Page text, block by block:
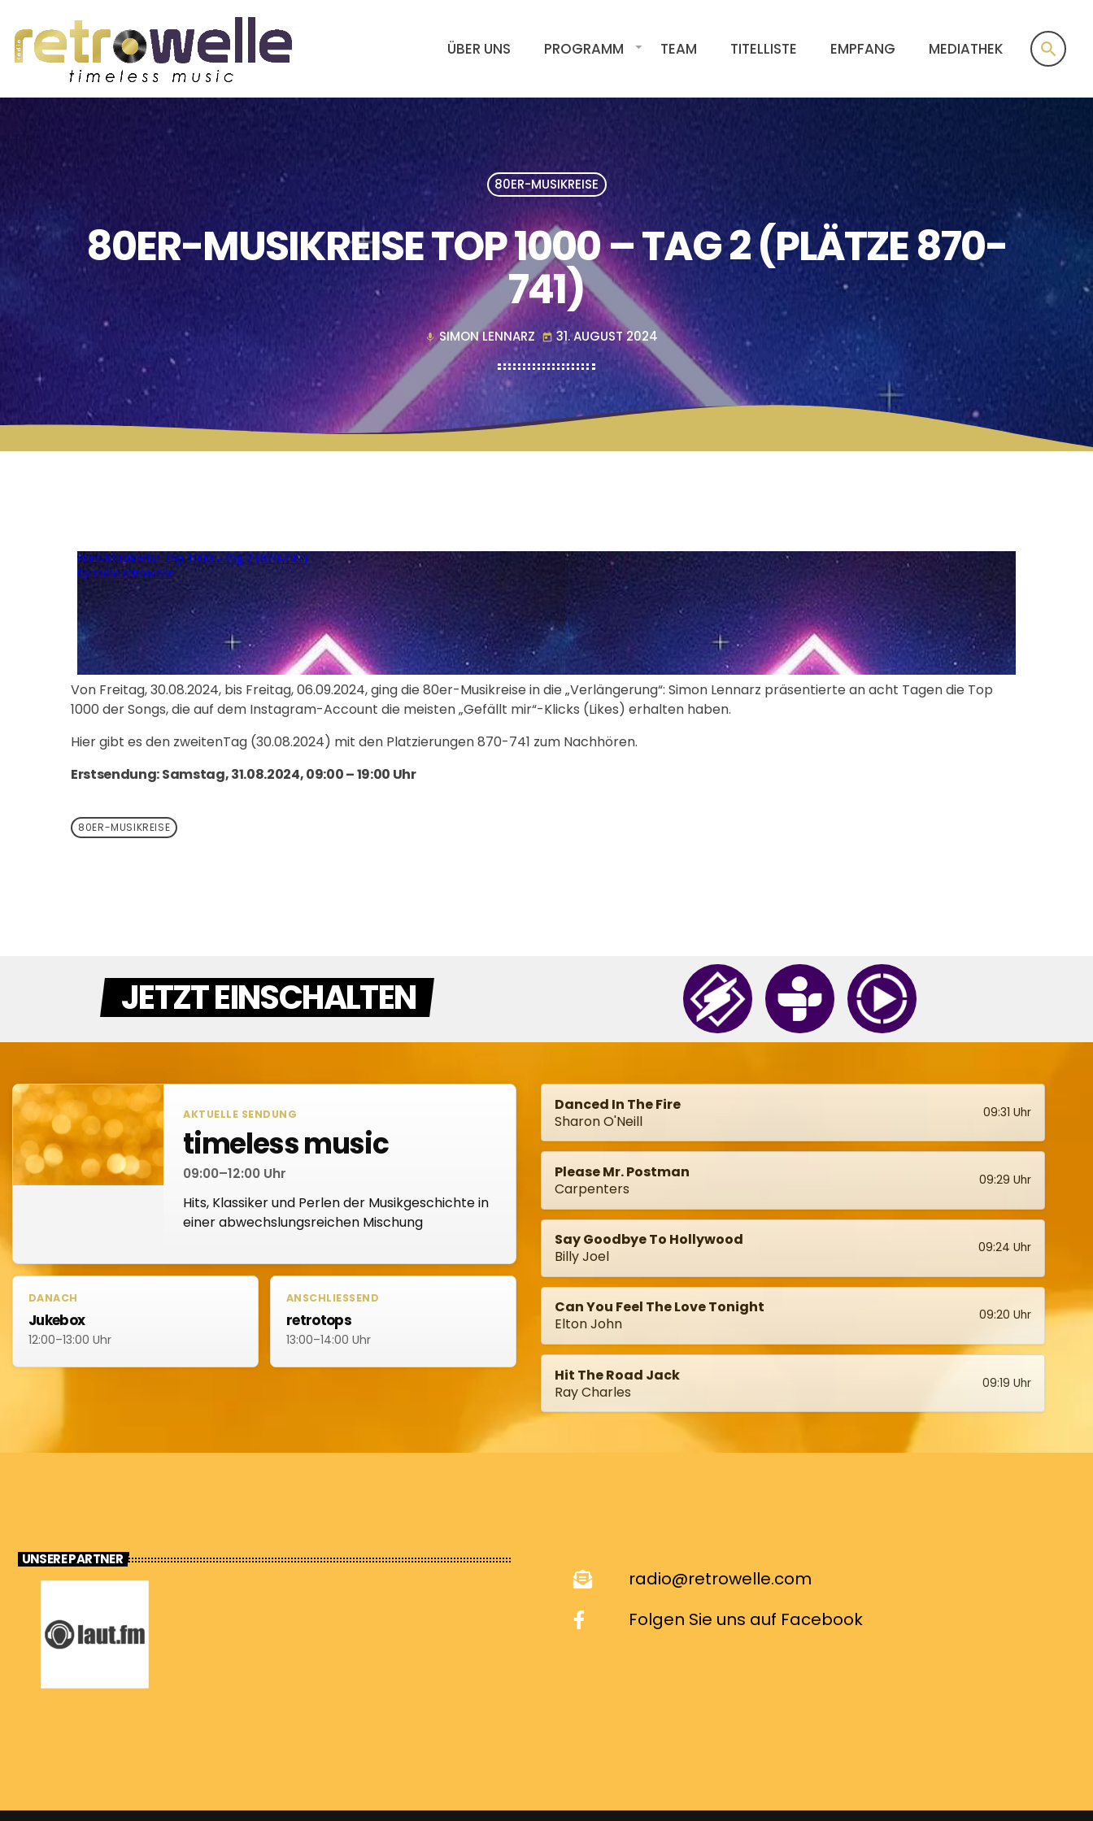
ÜBER UNS PROGRAMM TEAM TITELLISTE EMPFANG MEDIATHEK search
80ER-MUSIKREISE
80ER-MUSIKREISE TOP 1000 – TAG 2 (PLÄTZE 870-
741)
mic SIMON LENNARZ today 31. AUGUST 2024
Von Freitag, 30.08.2024, bis Freitag, 06.09.2024, ging die 80er-Musikreise in die „Verlängerung“: Simon Lennarz präsentierte an acht Tagen die Top
1000 der Songs, die auf dem Instagram-Account die meisten „Gefällt mir“-Klicks (Likes) erhalten haben.
Hier gibt es den zweitenTag (30.08.2024) mit den Platzierungen 870-741 zum Nachhören.
Erstsendung: Samstag, 31.08.2024, 09:00 – 19:00 Uhr
80ER-MUSIKREISE
JETZT EINSCHALTEN
AKTUELLE SENDUNG
timeless music
09:00–12:00 Uhr
Hits, Klassiker und Perlen der Musikgeschichte in
einer abwechslungsreichen Mischung
DANACH
Jukebox
12:00–13:00 Uhr
ANSCHLIESSEND
retrotops
13:00–14:00 Uhr
Danced In The Fire
Sharon O'Neill
09:31 Uhr
Please Mr. Postman
Carpenters
09:29 Uhr
Say Goodbye To Hollywood
Billy Joel
09:24 Uhr
Can You Feel The Love Tonight
Elton John
09:20 Uhr
Hit The Road Jack
Ray Charles
09:19 Uhr
UNSERE PARTNER
radio@retrowelle.com
Folgen Sie uns auf Facebook